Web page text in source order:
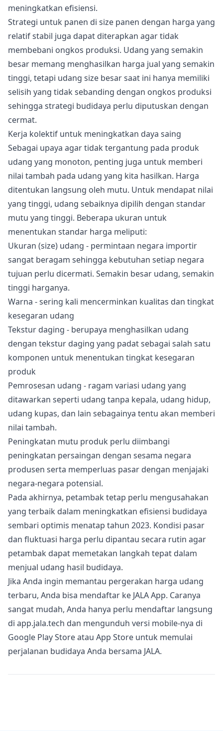
meningkatkan efisiensi.
Strategi untuk panen di size panen dengan harga yang
relatif stabil juga dapat diterapkan agar tidak
membebani ongkos produksi. Udang yang semakin
besar memang menghasilkan harga jual yang semakin
tinggi, tetapi udang size besar saat ini hanya memiliki
selisih yang tidak sebanding dengan ongkos produksi
sehingga strategi budidaya perlu diputuskan dengan
cermat.
Kerja kolektif untuk meningkatkan daya saing
Sebagai upaya agar tidak tergantung pada produk
udang yang monoton, penting juga untuk memberi
nilai tambah pada udang yang kita hasilkan. Harga
ditentukan langsung oleh mutu. Untuk mendapat nilai
yang tinggi, udang sebaiknya dipilih dengan standar
mutu yang tinggi. Beberapa ukuran untuk
menentukan standar harga meliputi:
Ukuran (size) udang - permintaan negara importir
sangat beragam sehingga kebutuhan setiap negara
tujuan perlu dicermati. Semakin besar udang, semakin
tinggi harganya.
Warna - sering kali mencerminkan kualitas dan tingkat
kesegaran udang
Tekstur daging - berupaya menghasilkan udang
dengan tekstur daging yang padat sebagai salah satu
komponen untuk menentukan tingkat kesegaran
produk
Pemrosesan udang - ragam variasi udang yang
ditawarkan seperti udang tanpa kepala, udang hidup,
udang kupas, dan lain sebagainya tentu akan memberi
nilai tambah.
Peningkatan mutu produk perlu diimbangi
peningkatan persaingan dengan sesama negara
produsen serta memperluas pasar dengan menjajaki
negara-negara potensial.
Pada akhirnya, petambak tetap perlu mengusahakan
yang terbaik dalam meningkatkan efisiensi budidaya
sembari optimis menatap tahun 2023. Kondisi pasar
dan fluktuasi harga perlu dipantau secara rutin agar
petambak dapat memetakan langkah tepat dalam
menjual udang hasil budidaya.
Jika Anda ingin memantau pergerakan harga udang
terbaru, Anda bisa mendaftar ke JALA App. Caranya
sangat mudah, Anda hanya perlu mendaftar langsung
di app.jala.tech dan mengunduh versi mobile-nya di
Google Play Store atau App Store untuk memulai
perjalanan budidaya Anda bersama JALA.